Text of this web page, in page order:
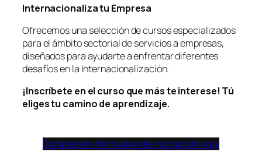
Internacionaliza tu Empresa
Ofrecemos una selección de cursos especializados
para el ámbito sectorial de servicios a empresas,
diseñados para ayudarte a enfrentar diferentes
desafíos en la Internacionalización.
¡Inscríbete en el curso que más te interese! Tú
eliges tu camino de aprendizaje.
Completa tu formulario de inscripción aquí